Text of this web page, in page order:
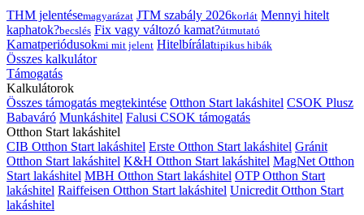
THM jelentésemagyarázat JTM szabály 2026korlát Mennyi hitelt
kaphatok?becslés Fix vagy változó kamat?útmutató
Kamatperiódusokmi mit jelent Hitelbírálattipikus hibák
Összes kalkulátor
Támogatás
Kalkulátorok
Összes támogatás megtekintése Otthon Start lakáshitel CSOK Plusz
Babaváró Munkáshitel Falusi CSOK támogatás
Otthon Start lakáshitel
CIB Otthon Start lakáshitel Erste Otthon Start lakáshitel Gránit
Otthon Start lakáshitel K&H Otthon Start lakáshitel MagNet Otthon
Start lakáshitel MBH Otthon Start lakáshitel OTP Otthon Start
lakáshitel Raiffeisen Otthon Start lakáshitel Unicredit Otthon Start
lakáshitel